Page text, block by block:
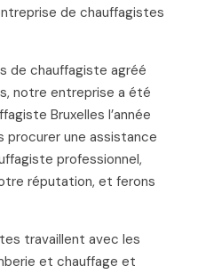
de chauffagistes
de chauffagiste agréé
notre entreprise a été
Bruxelles l’année
procurer une assistance
professionnel,
réputation, et ferons
travaillent avec les
et chauffage et